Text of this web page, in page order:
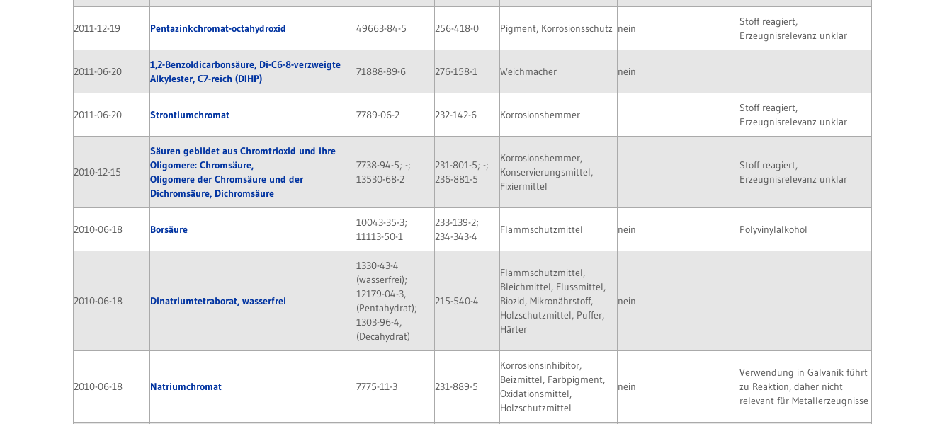
2011-12-19 Pentazinkchromat-octahydroxid 49663-84-5 256-418-0 Pigment, Korrosionsschutz nein
Stoff reagiert,
Erzeugnisrelevanz unklar
2011-06-20
1,2-Benzoldicarbonsäure, Di-C6-8-verzweigte
Alkylester, C7-reich (DIHP)
71888-89-6 276-158-1 Weichmacher nein
2011-06-20 Strontiumchromat 7789-06-2 232-142-6 Korrosionshemmer
Stoff reagiert,
Erzeugnisrelevanz unklar
2010-12-15
Säuren gebildet aus Chromtrioxid und ihre
Oligomere: Chromsäure,
Oligomere der Chromsäure und der
Dichromsäure, Dichromsäure
7738-94-5; -;
13530-68-2
231-801-5; -;
236-881-5
Korrosionshemmer,
Konservierungsmittel,
Fixiermittel
Stoff reagiert,
Erzeugnisrelevanz unklar
2010-06-18 Borsäure
10043-35-3;
11113-50-1
233-139-2;
234-343-4
Flammschutzmittel nein Polyvinylalkohol
2010-06-18 Dinatriumtetraborat, wasserfrei
1330-43-4
(wasserfrei);
12179-04-3,
(Pentahydrat);
1303-96-4,
(Decahydrat)
215-540-4
Flammschutzmittel,
Bleichmittel, Flussmittel,
Biozid, Mikronährstoff,
Holzschutzmittel, Puffer,
Härter
nein
2010-06-18 Natriumchromat 7775-11-3 231-889-5
Korrosionsinhibitor,
Beizmittel, Farbpigment,
Oxidationsmittel,
Holzschutzmittel
nein
Verwendung in Galvanik führt
zu Reaktion, daher nicht
relevant für Metallerzeugnisse